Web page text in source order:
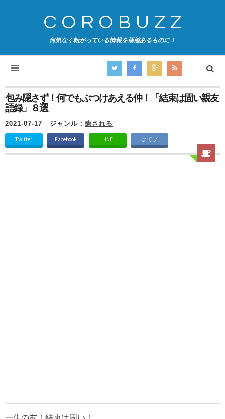
COROBUZZ
何気なく転がっている情報を価値あるものに！
包み隠さず！何でもぶつけあえる仲！「結束は固い親友
語録」８選
2021-07-17 ジャンル： 癒される
Twitter Facebook LINE はてブ